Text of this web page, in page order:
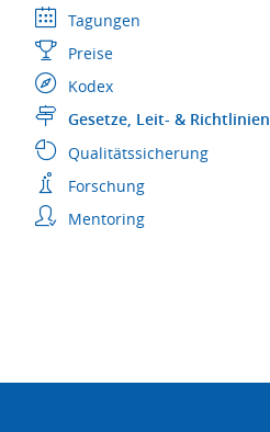
Tagungen
Preise
Kodex
Gesetze, Leit- & Richtlinien
Qualitätssicherung
Forschung
Mentoring